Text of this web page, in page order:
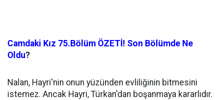
Camdaki Kız 75.Bölüm ÖZETİ! Son Bölümde Ne
Oldu?
Nalan, Hayri'nin onun yüzünden evliliğinin bitmesini
istemez. Ancak Hayri, Türkan'dan boşanmaya kararlıdır.